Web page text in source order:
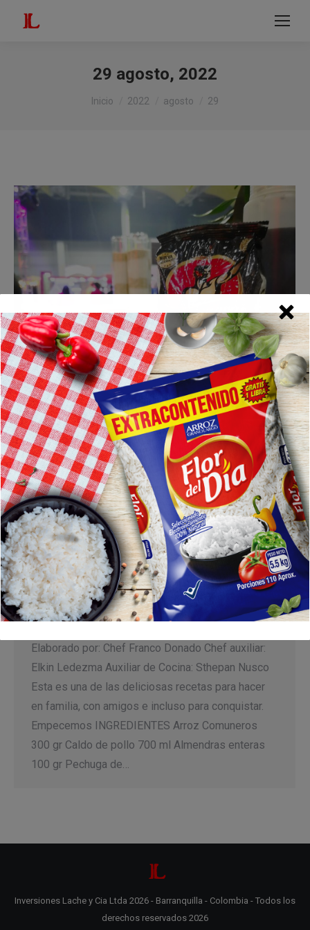
Buscar:
29 agosto, 2022
Estás aquí:
Inicio 2022 agosto 29
Arroz de Almendras con Pollo y
Chucrut de Repollo
Recetas Por Inverlache 29 agosto, 2022
Elaborado por: Chef Franco Donado Chef auxiliar:
Elkin Ledezma Auxiliar de Cocina: Sthepan Nusco
Esta es una de las deliciosas recetas para hacer
en familia, con amigos e incluso para conquistar.
Empecemos INGREDIENTES Arroz Comuneros
300 gr Caldo de pollo 700 ml Almendras enteras
100 gr Pechuga de…
Inversiones Lache y Cia Ltda 2026 - Barranquilla - Colombia - Todos los
derechos reservados 2026